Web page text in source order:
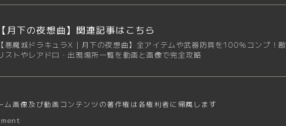
【月下の夜想曲】関連記事はこちら
【悪魔城ドラキュラX｜月下の夜想曲】全アイテムや武器防具を100％コンプ！敵
ストやレアドロ・出現場所一覧を動画と画像で完全攻略
画像及び動画コンテンツの著作権は各権利者に帰属します